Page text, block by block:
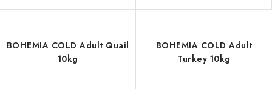
BOHEMIA COLD Adult Quail
10kg
BOHEMIA COLD Adult
Turkey 10kg